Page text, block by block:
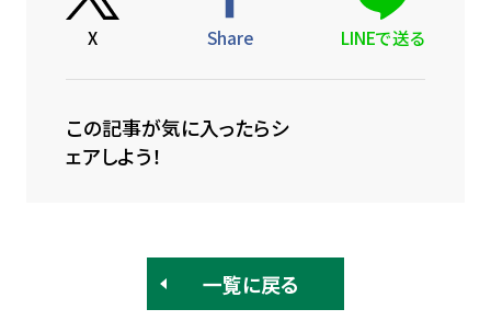
X Share LINEで送る
この記事が気に入ったらシ
ェアしよう！
一覧に戻る